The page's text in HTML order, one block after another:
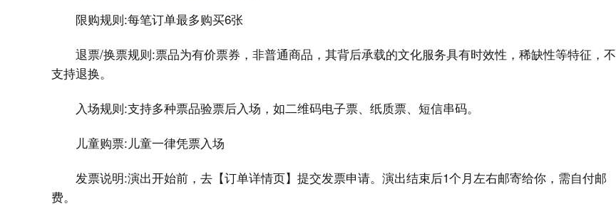
限购规则:每笔订单最多购买6张
退票/换票规则:票品为有价票券，非普通商品，其背后承载的文化服务具有时效性，稀缺性等特征，不
支持退换。
入场规则:支持多种票品验票后入场，如二维码电子票、纸质票、短信串码。
儿童购票:儿童一律凭票入场
发票说明:演出开始前，去【订单详情页】提交发票申请。演出结束后1个月左右邮寄给你，需自付邮
费。